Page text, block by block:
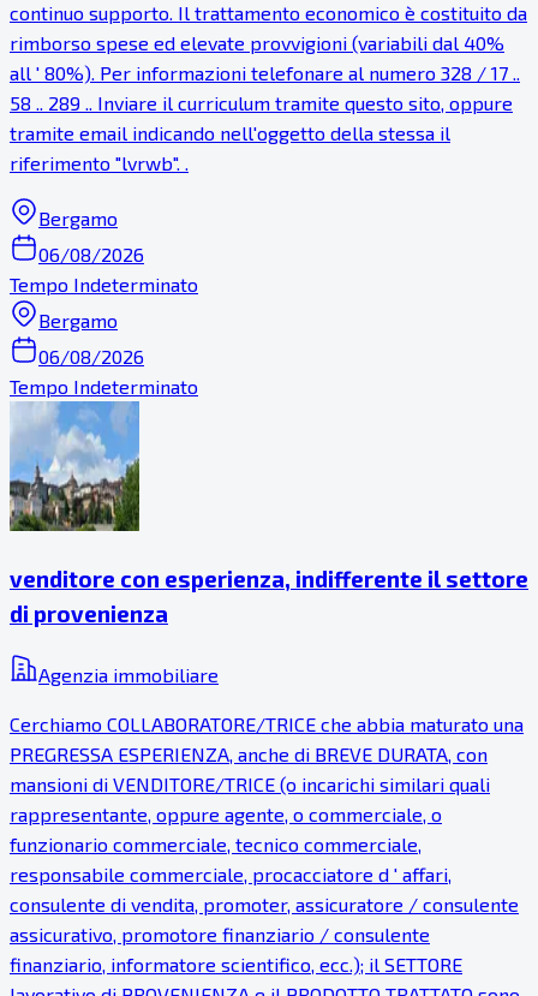
continuo supporto. Il trattamento economico è costituito da
rimborso spese ed elevate provvigioni (variabili dal 40%
all ' 80%). Per informazioni telefonare al numero 328 / 17 ..
58 .. 289 .. Inviare il curriculum tramite questo sito, oppure
tramite email indicando nell'oggetto della stessa il
riferimento "lvrwb". .
Bergamo
06/08/2026
Tempo Indeterminato
Bergamo
06/08/2026
Tempo Indeterminato
venditore con esperienza, indifferente il settore
di provenienza
Agenzia immobiliare
Cerchiamo COLLABORATORE/TRICE che abbia maturato una
PREGRESSA ESPERIENZA, anche di BREVE DURATA, con
mansioni di VENDITORE/TRICE (o incarichi similari quali
rappresentante, oppure agente, o commerciale, o
funzionario commerciale, tecnico commerciale,
responsabile commerciale, procacciatore d ' affari,
consulente di vendita, promoter, assicuratore / consulente
assicurativo, promotore finanziario / consulente
finanziario, informatore scientifico, ecc.); il SETTORE